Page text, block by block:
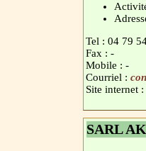
Tel : 04 79
Fax : -
Mobile : -
Courriel :
Site internet :
SARL